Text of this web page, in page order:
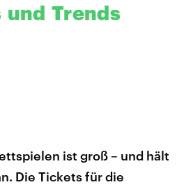
und Trends
ist groß – und hält
Die Tickets für die